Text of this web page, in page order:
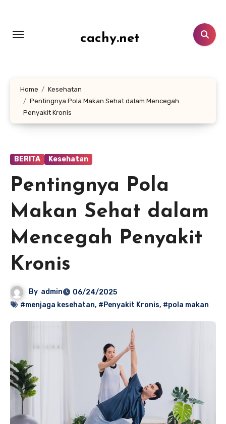
konten
cachy.net
Home
Kesehatan
Pentingnya Pola Makan Sehat dalam Mencegah
Penyakit Kronis
BERITA Kesehatan
Pentingnya Pola
Makan Sehat dalam
Mencegah Penyakit
Kronis
By admin
06/24/2025
#menjaga kesehatan, #Penyakit Kronis, #pola makan